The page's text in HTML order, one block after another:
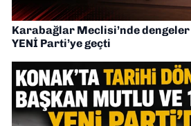
Karabağlar Meclisi’nde
YENİ Parti’ye geçti